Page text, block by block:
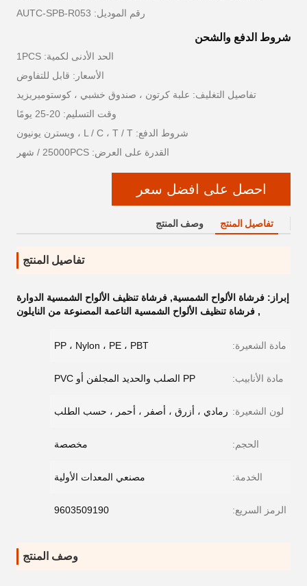
رقم الموديل: AUTC-SPB-R053
شروط الدفع والشحن
الحد الأدنى لكمية: 1PCS
الأسعار: قابل للتفاوض
تفاصيل التغليف: علبة كرتون ، صندوق خشبي ، كوستوميريزيد
وقت التسليم: 20-25 يومًا
شروط الدفع: L / C ، T / T ، ويسترن يونيون
القدرة على العرض: 25000PCS / شهر
احصل على افضل سعر
تفاصيل المنتج وصف المنتج
تفاصيل المنتج
إبراز: فرشاة الألواح الشمسية, فرشاة تنظيف الألواح الشمسية الدوارة
, فرشاة تنظيف الألواح الشمسية الناعمة المصنوعة من النايلون
مادة الشعيرة: PP ، Nylon ، PE ، PBT
مادة الأنابيب: PP الصلب والحديد المجلفن أو PVC
لون الشعيرة: رمادي ، أزرق ، أصفر ، أحمر ، حسب الطلب
الحجم: مخصصة
الخدمة: مصنعي المعدات الأولية
الرمز السريع: 9603509190
وصف المنتج